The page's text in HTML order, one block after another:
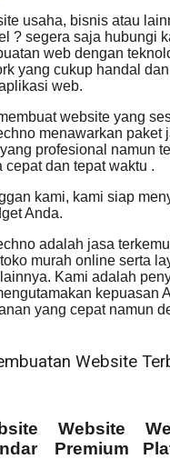
usaha, bisnis atau
? segera saja hubungi
web dengan
yang cukup handal
web.
website yang
menawarkan paket
profesional namun
cepat dan tepat waktu .
kami, kami siap
Anda.
adalah jasa
murah online serta
Kami adalah
kepuasan
yang cepat namun
Website
Website
Premium